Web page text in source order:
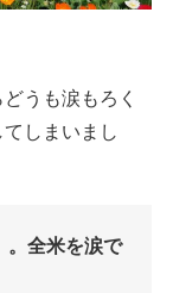
うも涙もろく
しまいまし
。全米を涙で